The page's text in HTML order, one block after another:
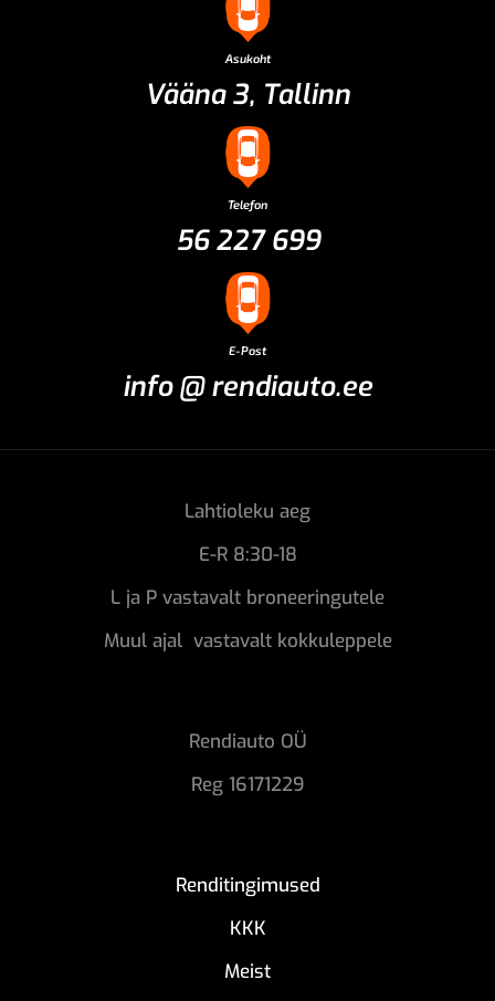
Asukoht
Vääna 3, Tallinn
Telefon
56 227 699
E-Post
info @ rendiauto.ee
Lahtioleku aeg
E-R 8:30-18
L ja P vastavalt broneeringutele
Muul ajal vastavalt kokkuleppele
Rendiauto OÜ
Reg 16171229
Renditingimused
KKK
Meist